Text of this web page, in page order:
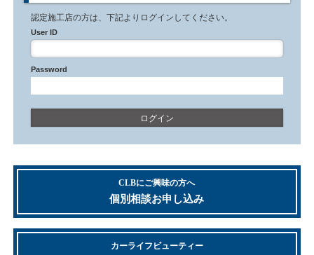
認定施工店の方は、下記よりログインしてください。
User ID
Password
CLBにご興味の方へ
個別相談お申し込み
カーライフビューティー